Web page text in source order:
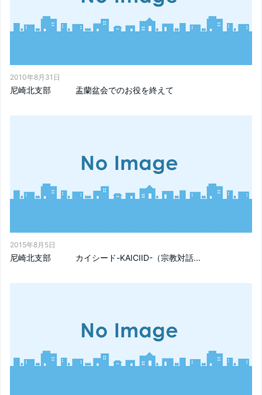
2010年8月31日
尼崎北支部 盂蘭盆会でのお役を終えて
2015年8月5日
尼崎北支部 カイシード-KAICIID-（宗教対話...